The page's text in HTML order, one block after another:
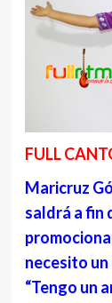
FULL
Maricruz
saldrá a fin
necesito un
“Tengo un